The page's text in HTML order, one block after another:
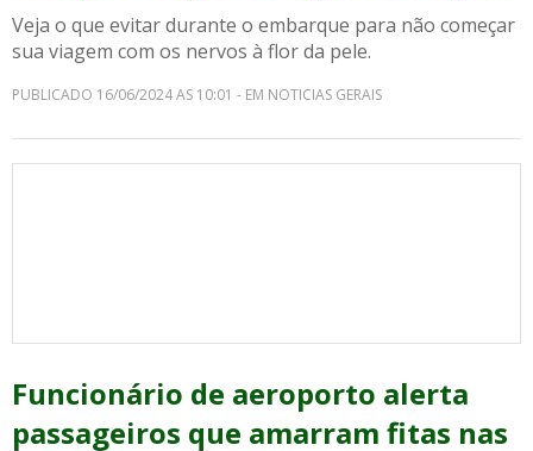
Veja o que evitar durante o embarque para não começar
sua viagem com os nervos à flor da pele.
PUBLICADO 16/06/2024 AS 10:01 - EM NOTICIAS GERAIS
Funcionário de aeroporto alerta
passageiros que amarram fitas nas